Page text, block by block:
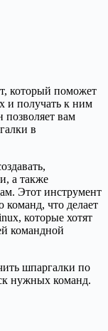
который поможет
и получать к ним
позволяет вам
в
а также
Этот инструмент
что делает
которые хотят
командной
шпаргалки по
нужных команд.